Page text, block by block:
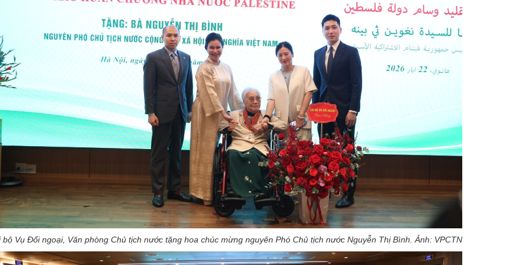
bộ Vụ Đối ngoại, Văn phòng Chủ tịch nước tặng hoa chúc mừng nguyên Phó Chủ tịch nước Nguyễn ThịBình. Ảnh: VPCTN